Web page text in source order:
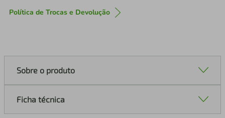
Política de Trocas e Devolução
Sobre o produto
Ficha técnica